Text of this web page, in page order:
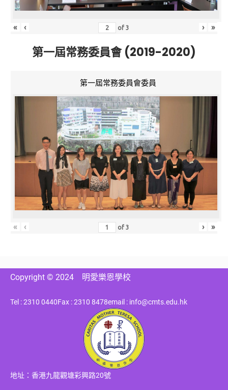
« ‹ of3 › »
第一屆常務委員會 (2019-2020)
第一屆常務委員會委員
« ‹ of3 › »
Copyright © 2024 明愛樂恩學校
Tel : 2310 0440Fax : 2310 8478email : info@cmts.edu.hk
地址：香港九龍觀塘彩興路20號